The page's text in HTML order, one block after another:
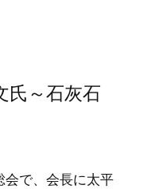
氏～石灰石
会で、会長に太平